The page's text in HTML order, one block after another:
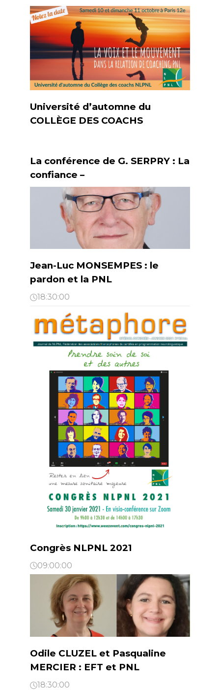
Université d’automne du
COLLÈGE DES COACHS
La conférence de G. SERPRY : La
confiance –
Jean-Luc MONSEMPES : le
pardon et la PNL
18:30:00
Congrès NLPNL 2021
09:00:00
Odile CLUZEL et Pasqualine
MERCIER : EFT et PNL
18:30:00